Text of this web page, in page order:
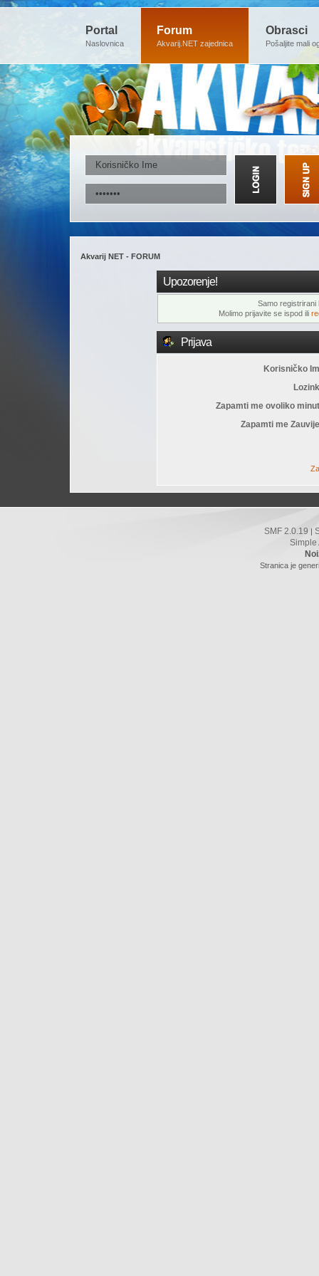
Portal
Naslovnica
Forum
Akvarij.NET zajednica
Obrasci
Pošaljite mali
Akvarij NET - FORUM
Upozorenje!
Samo registrirani
Molimo prijavite se ispod ili
Prijava
Korisničko
Zapamti me ovoliko
Zapamti me
SMF 2.0.19
Simple
Stranica je